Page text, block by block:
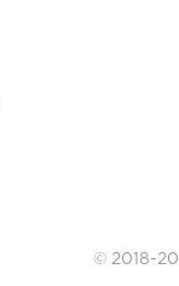
© 2018-